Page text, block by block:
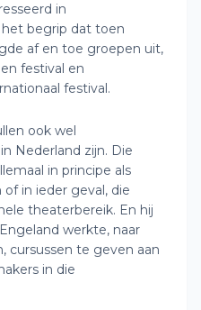
in
begrip dat toen
af en toe groepen uit,
festival en
festival.
ook wel
Nederland zijn. Die
in principe als
in ieder geval, die
theaterbereik. En hij
werkte, naar
cursussen te geven aan
in die